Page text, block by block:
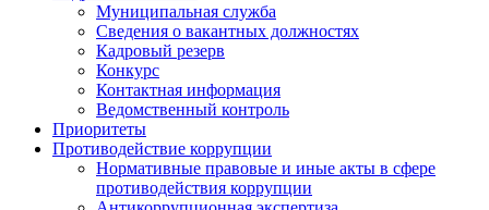
Муниципальная служба
Сведения о вакантных должностях
Кадровый резерв
Конкурс
Контактная информация
Ведомственный контроль
Приоритеты
Противодействие коррупции
Нормативные правовые и иные акты в сфере
противодействия коррупции